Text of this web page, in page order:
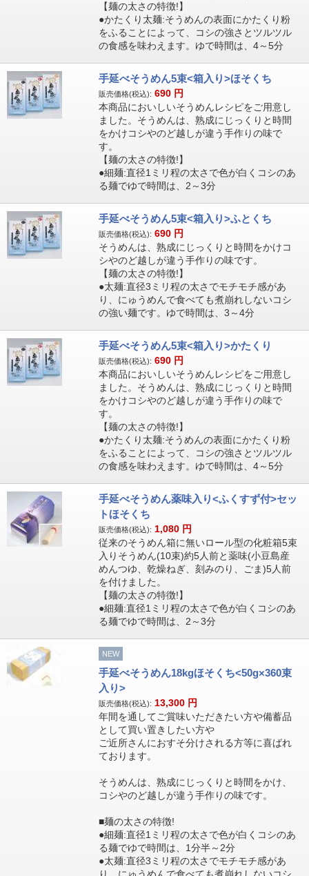
【麺の太さの特徴!】
●かたくり太麺:そうめんの表面にかたくり粉
をふることによって、コシの強さとツルツル
の食感を味わえます。ゆで時間は、4～5分
手延べそうめん5束<箱入り>ほそくち
販売価格(税込): 690 円
本商品においしいそうめんレシピをご用意し
ました。そうめんは、熟成にじっくりと時間
をかけコシやのど越しが違う手作りの味で
す。
【麺の太さの特徴!】
●細麺:直径1ミリ程の太さで色が白くコシのあ
る麺でゆで時間は、2～3分
手延べそうめん5束<箱入り>ふとくち
販売価格(税込): 690 円
そうめんは、熟成にじっくりと時間をかけコ
シやのど越しが違う手作りの味です。
【麺の太さの特徴!】
●太麺:直径3ミリ程の太さでモチモチ感があ
り、にゅうめんで食べても煮崩れしないコシ
の強い麺です。ゆで時間は、3～4分
手延べそうめん5束<箱入り>かたくり
販売価格(税込): 690 円
本商品においしいそうめんレシピをご用意し
ました。そうめんは、熟成にじっくりと時間
をかけコシやのど越しが違う手作りの味で
す。
【麺の太さの特徴!】
●かたくり太麺:そうめんの表面にかたくり粉
をふることによって、コシの強さとツルツル
の食感を味わえます。ゆで時間は、4～5分
手延べそうめん薬味入り<ふくすず付>セッ
トほそくち
販売価格(税込): 1,080 円
従来のそうめん箱に無いロール型の化粧箱5束
入りそうめん(10束)約5人前と薬味(小豆島産
めんつゆ、乾燥ねぎ、刻みのり、ごま)5人前
を付けました。
【麺の太さの特徴!】
●細麺:直径1ミリ程の太さで色が白くコシのあ
る麺でゆで時間は、2～3分
NEW
手延べそうめん18kgほそくち<50g×360束
入り>
販売価格(税込): 13,300 円
年間を通してご賞味いただきたい方や備蓄品
として買い置きしたい方や
ご近所さんにおすそ分けされる方等に喜ばれ
ております。
そうめんは、熟成にじっくりと時間をかけ、
コシやのど越しが違う手作りの味です。
■麺の太さの特徴!
●細麺:直径1ミリ程の太さで色が白くコシのあ
る麺でゆで時間は、1分半～2分
●太麺:直径3ミリ程の太さでモチモチ感があ